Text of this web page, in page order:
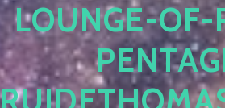
OUNGE-OF-